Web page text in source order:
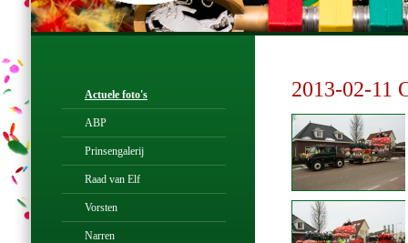
Actuele foto's
ABP
Prinsengalerij
Raad van Elf
Vorsten
Narren
2013-02-11